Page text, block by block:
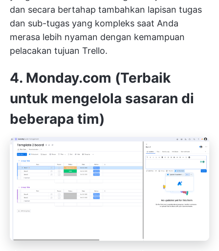
dan secara bertahap tambahkan lapisan tugas
dan sub-tugas yang kompleks saat Anda
merasa lebih nyaman dengan kemampuan
pelacakan tujuan Trello.
4. Monday.com (Terbaik
untuk mengelola sasaran di
beberapa tim)